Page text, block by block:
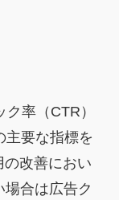
率（CTR）
主要な指標を
改善におい
合は広告ク